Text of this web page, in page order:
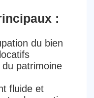
:
du bien
patrimoine
fluide et